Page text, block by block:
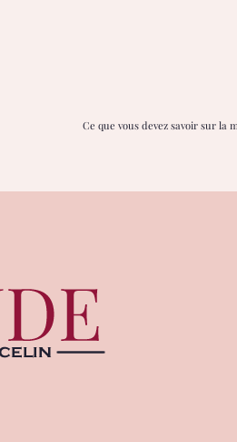
Ce que vous devez savoir sur